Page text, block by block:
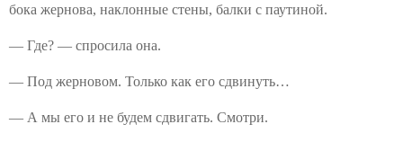
бока жернова, наклонные стены, балки с паутиной.
— Где? — спросила она.
— Под жерновом. Только как его сдвинуть…
— А мы его и не будем сдвигать. Смотри.